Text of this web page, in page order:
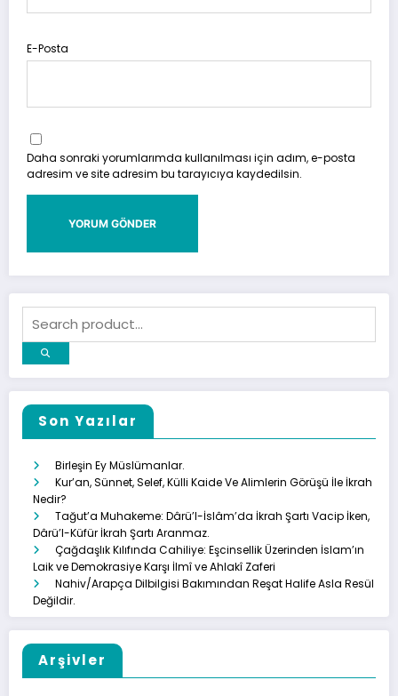
E-Posta
Daha sonraki yorumlarımda kullanılması için adım, e-posta
adresim ve site adresim bu tarayıcıya kaydedilsin.
Son Yazılar
Birleşin Ey Müslümanlar.
Kur’an, Sünnet, Selef, Külli Kaide Ve Alimlerin Görüşü İle İkrah
Nedir?
Tağut’a Muhakeme: Dârü’l-İslâm’da İkrah Şartı Vacip İken,
Dârü’l-Küfür İkrah Şartı Aranmaz.
Çağdaşlık Kılıfında Cahiliye: Eşcinsellik Üzerinden İslam’ın
Laik ve Demokrasiye Karşı İlmî ve Ahlakî Zaferi
Nahiv/Arapça Dilbilgisi Bakımından Reşat Halife Asla Resül
Değildir.
Arşivler